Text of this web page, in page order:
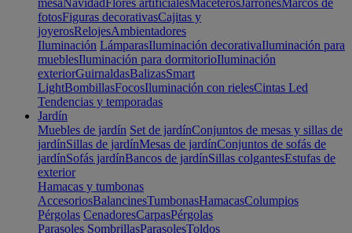
mesaNavidadFlores artificialesMaceterosJarronesMarcos de
fotosFiguras decorativasCajitas y
joyerosRelojesAmbientadores
Iluminación LámparasIluminación decorativaIluminación para
mueblesIluminación para dormitorioIluminación
exteriorGuirnaldasBalizasSmart
LightBombillasFocosIluminación con rielesCintas Led
Tendencias y temporadas
Jardín
Muebles de jardín Set de jardínConjuntos de mesas y sillas de
jardínSillas de jardínMesas de jardínConjuntos de sofás de
jardínSofás jardínBancos de jardínSillas colgantesEstufas de
exterior
Hamacas y tumbonas
AccesoriosBalancinesTumbonasHamacasColumpios
Pérgolas CenadoresCarpasPérgolas
Parasoles SombrillasParasolesToldos